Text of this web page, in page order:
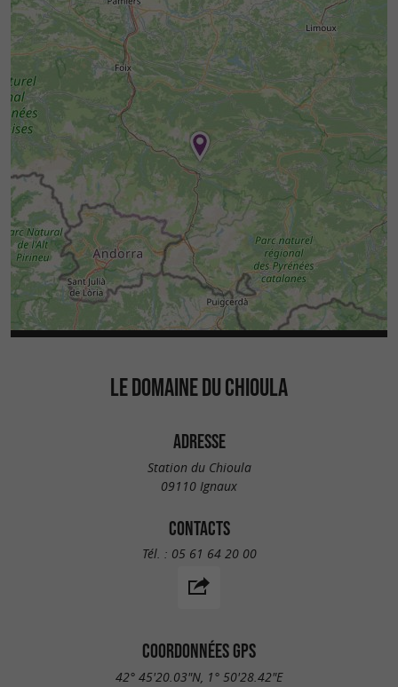
LE DOMAINE DU CHIOULA
ADRESSE
Station du Chioula
09110 Ignaux
CONTACTS
Tél. : 05 61 64 20 00
COORDONNÉES GPS
42° 45'20.03"N, 1° 50'28.42"E